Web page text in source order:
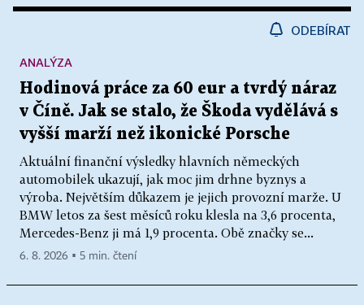
ODEBÍRAT
Hodinová práce za 60 eur a tvrdý náraz
v Číně. Jak se stalo, že Škoda vydělává s
vyšší marží než ikonické Porsche
Aktuální finanční výsledky hlavních německých
automobilek ukazují, jak moc jim drhne byznys a
výroba. Největším důkazem je jejich provozní marže. U
BMW letos za šest měsíců roku klesla na 3,6 procenta,
Mercedes-Benz ji má 1,9 procenta. Obě značky se...
ANALÝZA
6. 8. 2026 ▪ 5 min. čtení